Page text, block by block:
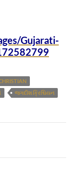
Gujarati-
જગદીશ ક્રિશ્ચિયન